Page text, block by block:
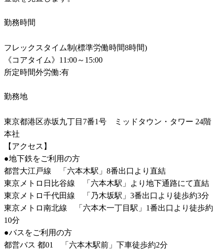
勤務時間
フレックスタイム制(標準労働時間8時間)
《コアタイム》11:00～15:00
所定時間外労働:有
勤務地
東京都港区赤坂九丁目7番1号　ミッドタウン・タワー 24階
本社
【アクセス】
●地下鉄をご利用の方
都営大江戸線　「六本木駅」8番出口より直結
東京メトロ日比谷線　「六本木駅」より地下通路にて直結
東京メトロ千代田線　「乃木坂駅」3番出口より徒歩約3分
東京メトロ南北線　「六本木一丁目駅」1番出口より徒歩約
10分
●バスをご利用の方
都営バス 都01　「六本木駅前」下車徒歩約2分